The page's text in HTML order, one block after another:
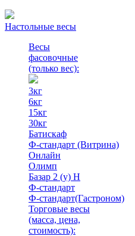
Настольные весы
Весы
фасовочные
(только вес):
3кг
6кг
15кг
30кг
Батискаф
Ф-стандарт (Витрина)
Онлайн
Олимп
Базар 2 (у) Н
Ф-стандарт
Ф-стандарт(Гастроном)
Торговые весы
(масса, цена,
стоимость):